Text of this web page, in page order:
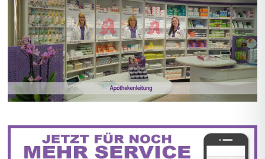
BIS ZU 55% RABATT AUF
REZEPTFREIE MEDIKAMENTE
5% TREUEBONUS MIT
KUNDENKARTE